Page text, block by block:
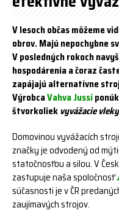
V lesoch občas môžeme
obrov. Majú nepochybne
V posledných rokoch
hospodárenia a čoraz
zapájajú alternatívne
VýrobcaVahva Jussi
štvorkoliek vyvážacie
Domovinou vyvážacích
značky je odvodený od
statočnosťou a silou. V
zastupuje naša spoločnosť
súčasnosti je v ČR
zaujímavých strojov.